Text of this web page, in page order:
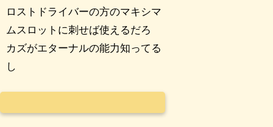
ロストドライバーの方のマキシマ
ムスロットに刺せば使えるだろ
カズがエターナルの能力知ってる
し